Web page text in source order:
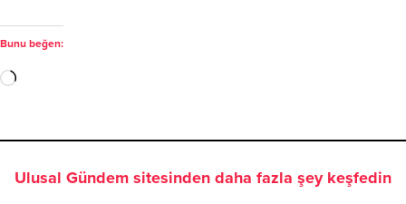
Bunu beğen:
Ulusal Gündem sitesinden daha fazla şey keşfedin